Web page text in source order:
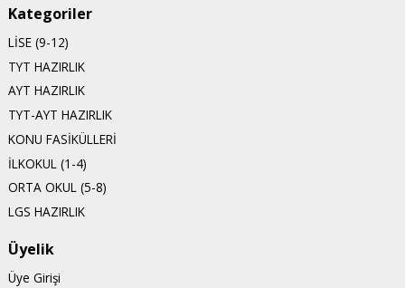
Kategoriler
LİSE (9-12)
TYT HAZIRLIK
AYT HAZIRLIK
TYT-AYT HAZIRLIK
KONU FASİKÜLLERİ
İLKOKUL (1-4)
ORTA OKUL (5-8)
LGS HAZIRLIK
Üyelik
Üye Girişi